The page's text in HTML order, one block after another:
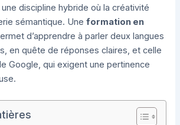
discipline hybride où la créativité
sémantique. Uneformation en
d’apprendre à parler deux langues
en quête de réponses claires, et celle
Google, qui exigent une pertinence